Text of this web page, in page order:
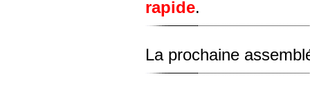
rapide.
La prochaine